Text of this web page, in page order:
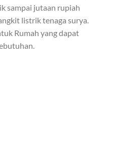
sampai jutaan rupiah
listrik tenaga surya.
Rumah yang dapat